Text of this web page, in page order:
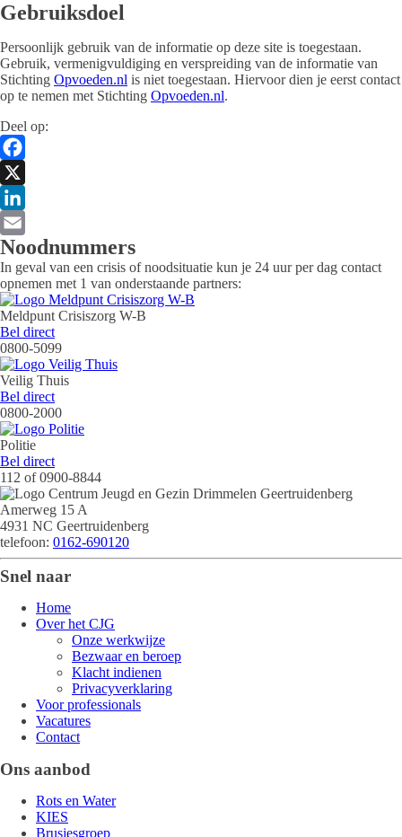
Gebruiksdoel
Persoonlijk gebruik van de informatie op deze site is toegestaan.
Gebruik, vermenigvuldiging en verspreiding van de informatie van
Stichting Opvoeden.nl is niet toegestaan. Hiervoor dien je eerst contact
op te nemen met Stichting Opvoeden.nl.
Deel op:
Facebook
X
LinkedIn
Email
Noodnummers
In geval van een crisis of noodsituatie kun je 24 uur per dag contact
opnemen met 1 van onderstaande partners:
Meldpunt Crisiszorg W-B
Bel directmet Meldpunt Crisiszorg W-B
0800-5099
Veilig Thuis
Bel directmet Veilig Thuis
0800-2000
Politie
Bel directmet de Politie
112 of 0900-8844
Amerweg 15 A
4931 NC Geertruidenberg
telefoon: 0162-690120
Snel naar
Home
Over het CJG
Onze werkwijze
Bezwaar en beroep
Klacht indienen
Privacyverklaring
Voor professionals
Vacatures
Contact
Ons aanbod
Rots en Water
KIES
Brusjesgroep